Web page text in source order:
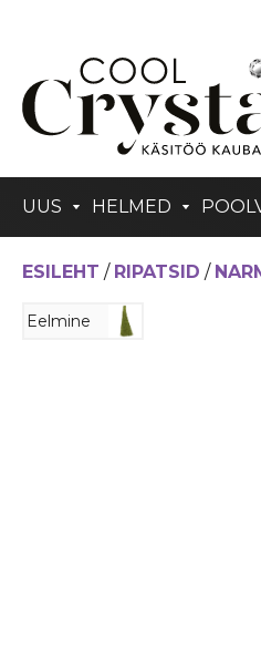
UUS HELMED
ESILEHT / RIPATSID /
Eelmine